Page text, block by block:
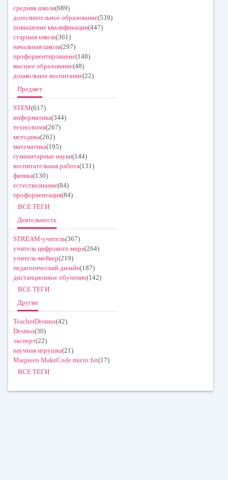
средняя школа(689)
дополнительное образование(539)
повышение квалификации(447)
старшая школа(361)
начальная школа(297)
профориентирование(148)
высшее образование(48)
дошкольное воспитание(22)
Предмет
STEM(617)
информатика(344)
технология(267)
методика(262)
математика(195)
гуманитарные науки(144)
воспитательная работа(131)
физика(130)
естествознание(84)
профориентация(84)
ВСЕ ТЕГИ
Деятельность
STREAM-учитель(367)
учитель цифрового мира(264)
учитель-мейкер(219)
педагогический дизайн(187)
дистанционное обучение(142)
ВСЕ ТЕГИ
Другие
TeacherDesmos(42)
Desmos(30)
эксперт(22)
научная игрушка(21)
Maqueen MakeCode micro:bit(17)
ВСЕ ТЕГИ